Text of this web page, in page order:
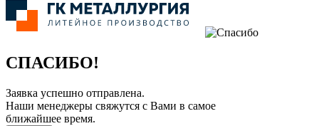
СПАСИБО!
Заявка успешно отправлена.
Наши менеджеры свяжутся с Вами в самое
ближайшее время.